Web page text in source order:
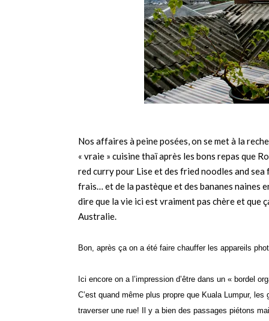
Nos affaires à peine posées, on se met à la
« vraie » cuisine thaï après les bons repas que
red curry pour Lise et des fried noodles and
frais… et de la pastèque et des bananes naines
dire que la vie ici est vraiment pas chère et que
Australie.
Bon, après ça on a été faire chauffer les appareils
Ici encore on a l’impression d’être dans un « bordel
C’est quand même plus propre que Kuala Lumpur,
traverser une rue! Il y a bien des passages piétons